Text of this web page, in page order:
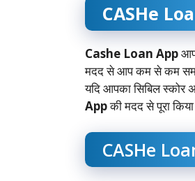
CASHe
Cashe Loan App
मदद से आप कम से कम समय
यदि आपका सिबिल
Appकी मदद से पूरा
CASHe